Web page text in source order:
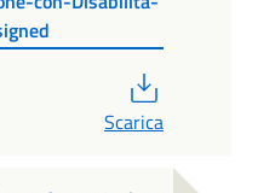
Scarica